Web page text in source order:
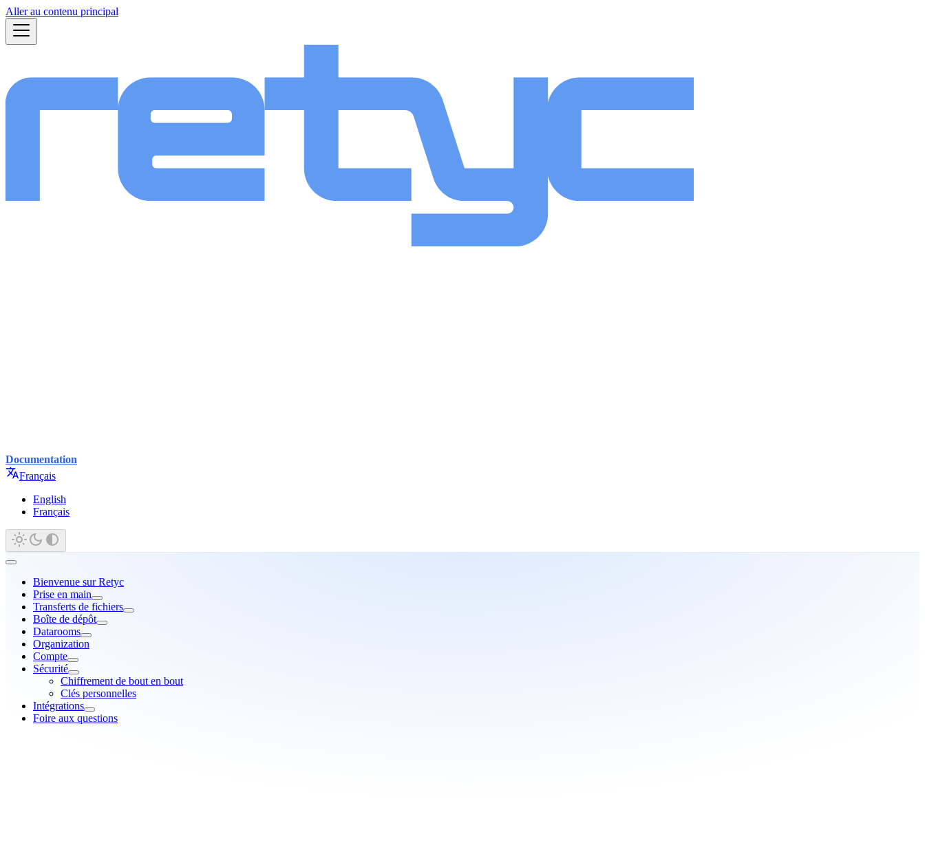
Aller au contenu principal
Documentation
Français
English
Français
Bienvenue sur Retyc
Prise en main
Transferts de fichiers
Boîte de dépôt
Datarooms
Organization
Compte
Sécurité
Chiffrement de bout en bout
Clés personnelles
Intégrations
Foire aux questions